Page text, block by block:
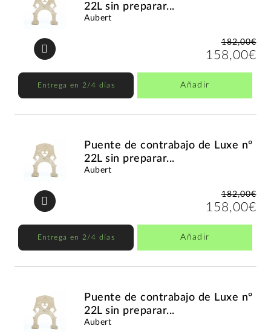
22L sin preparar...
Aubert
182,00€
158,00€
Entrega en 2/4 días Añadir
Puente de contrabajo de Luxe nº
22L sin preparar...
Aubert
182,00€
158,00€
Entrega en 2/4 días Añadir
Puente de contrabajo de Luxe nº
22L sin preparar...
Aubert